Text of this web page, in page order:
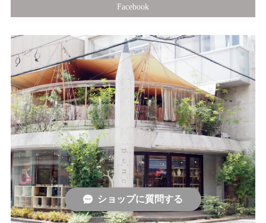
Facebook
ショップに質問する